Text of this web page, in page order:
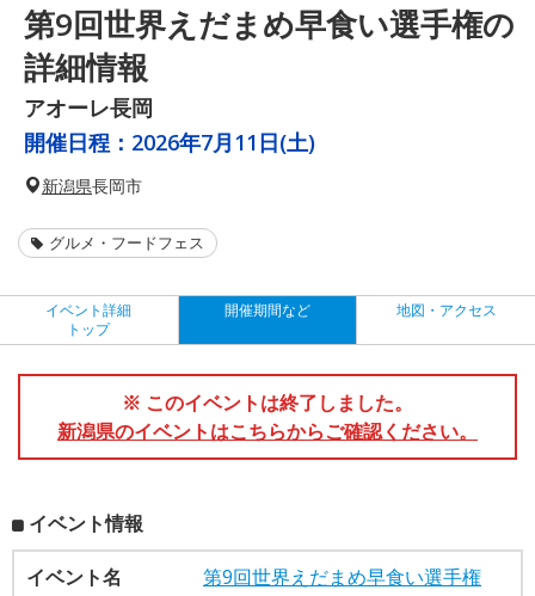
第9回世界えだまめ早食い選手権の
詳細情報
アオーレ長岡
開催日程： 2026年7月11日(土)
新潟県長岡市
グルメ・フードフェス
イベント詳細
トップ
開催期間など 地図・アクセス
※ このイベントは終了しました。
新潟県のイベントはこちらからご確認ください。
イベント情報
イベント名
第9回世界えだまめ早食い選手権